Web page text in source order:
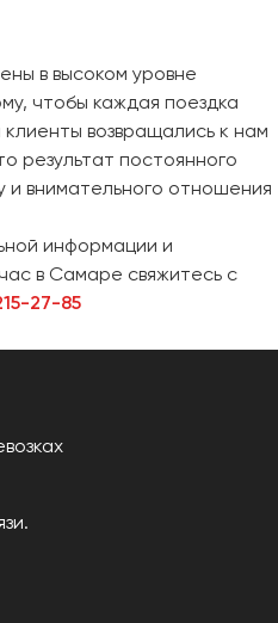
в высоком уровне
чтобы каждая поездка
возвращались к нам
результат постоянного
и внимательного отношения
информации и
в Самаре свяжитесь с
27-85